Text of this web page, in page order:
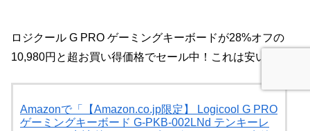
ロジクール G PRO ゲーミングキーボードが28%オフの
10,980円と超お買い得価格でセール中！これは安い！
Amazonで「【Amazon.co.jp限定】 Logicool G PRO
ゲーミングキーボード G-PKB-002LNd テンキーレ